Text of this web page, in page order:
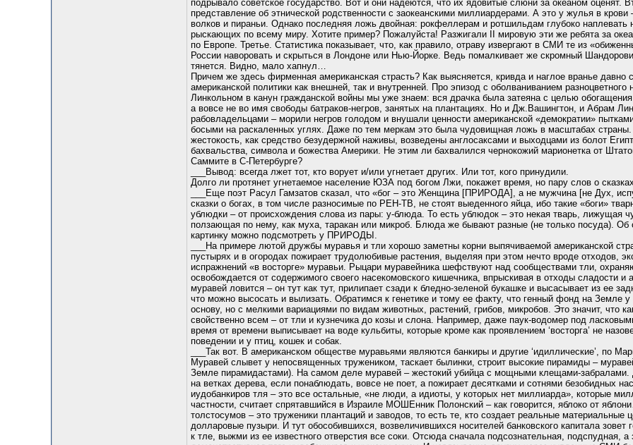
подрывало советское государство. Вот и они надеются, что их ядовитые слюни за океаном оценят.
представление об этнической родственности с заокеанскими миллиардерами. А это у жулья в крови
волков и пираньи. Однако последняя ложь двойная: рокфеллерам и ротшильдам глубоко наплевать
рыскающих по всему миру. Хотите пример? Пожалуйста! Разжигали II мировую эти же ребята за
по Европе. Третье. Статистика показывает, что, как правило, отраву извергают в СМИ те из
России наворовать и скрыться в Лондоне или Нью-Йорке. Ведь помалкивает же скромный
тянется. Видно, мало хапнул…
Причем же здесь фирменная американская страсть? Как выясняется, кривда и наглое вранье давно
американской политики как внешней, так и внутренней. Про эпизод с оболваниванием
Линкольном в канун гражданской войны мы уже знаем: вся драчка была затеяна с целью
а вовсе не во имя свободы батраков-негров, занятых на плантациях. Но и Дж.Вашингтон, и Абрам
рабовладельцами – морили негров голодом и внушали ценности американской «демократии»
босыми на раскаленных углях. Даже по тем меркам это была чудовищная ложь в масштабах страны.
жестокость, как средство безудержной наживы, возведены англосаксами и выходцами из болот
бахвальства, символа и божества Америки. Не этим ли бахвалился чернокожий марионетка от
Саммите в С-Петербурге?
___Вывод: всегда лжет тот, кто ворует и/или угнетает других. Или тот, кого принудили.
Долго ли протянет угнетаемое население ЮЗА под богом Лжи, покажет время, но пару слов о
___Еще поэт Расул Гамзатов сказал, что «бог – это Женщина [ПРИРОДА], а не мужчина [не Дух,
сказки о богах, в том числе разносимые по РЕН-ТВ, не стоят выеденного яйца, ибо такие «боги»
ублюдки – от происхождения слова из пары: у-блюда. То есть ублюдок – это некая тварь, лижущая
ползающая по нему, как муха, таракан или микроб. Блюда же бывают разные (не только посуда).
картинку можно подсмотреть у ПРИРОДЫ.
___На примере лютой дружбы муравья и тли хорошо заметны корни выпячиваемой американской
пустырях и в огородах пожирает трудолюбивые растения, выделяя при этом нечто вроде отходов,
испражнений «в восторге» муравьи. Рыцари муравейника шефствуют над сообществами тли,
освобождается от содержимого своего насекомовского кишечника, впрыскивая в отходы сладости и
муравей ловится – он тут как тут, прилипает сзади к бледно-зеленой букашке и высасывает из ее
что можно высосать и вылизать. Обратимся к генетике и тому ее факту, что генный фонд на Земле у
основу, но с мелкими вариациями по видам животных, растений, грибов, микробов. Это значит, что
свойственно всем – от тли и кузнечика до козы и слона. Например, даже паук-водомер под
время от времени выписывает на воде кульбиты, которые кроме как проявлением ‘восторга’ не
поведении и у птиц, кошек и собак.
___Так вот. В американском обществе муравьями являются банкиры и другие ‘идиллические’, по
Муравей слывет у непосвященных тружеником, таскает былинки, строит высокие пирамиды –
Земле пирамидастами). На самом деле муравей – жестокий убийца с мощными клещами-забралами.
на ветках дерева, если понаблюдать, вовсе не поет, а пожирает десятками и сотнями безобидных
иудобанкиров тля – это все остальные, «не люди, а идиоты, у которых нет миллиарда», которые
частности, считает спрятавшийся в Израиле МОШЕнник Полонский – как говорится, яблоко от
толстосумов – это труженики плантаций и заводов, то есть те, кто создает реальные материальные
долларовые пузыри. И тут обособившихся, возвеличившихся носителей банковского капитала зовет
к тле, выжми из ее известного отверстия все соки. Отсюда сначала подсознательная, подспудная, а